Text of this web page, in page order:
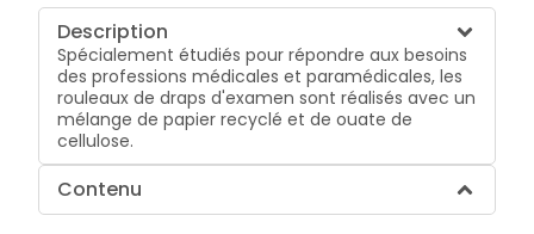
Description
Spécialement étudiés pour répondre aux besoins
des professions médicales et paramédicales, les
rouleaux de draps d'examen sont réalisés avec un
mélange de papier recyclé et de ouate de
cellulose.
Contenu